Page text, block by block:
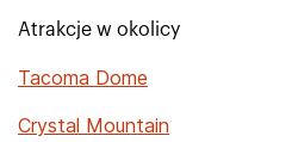
Atrakcje w okolicy
Tacoma Dome
Crystal Mountain